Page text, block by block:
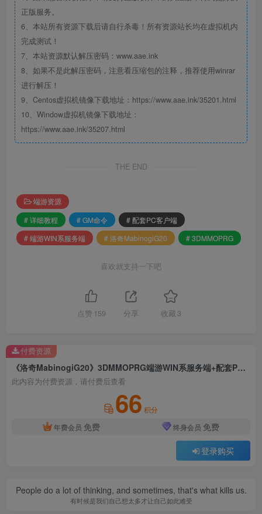
正版服务。
6、本站所有资源下载后请自行杀毒！所有资源站长均在虚拟机内
完成测试！
7、本站资源默认解压密码：www.aae.ink
8、如果不是此解压密码，注意看压缩包的注释，推荐使用winrar
进行解压！
9、Centos虚拟机镜像下载地址：https://www.aae.ink/35201.html
10、Window虚拟机镜像下载地址：
https://www.aae.ink/35207.html
THE END
端游资源
# 详细教程
# GM命令
# 配套PC客户端
# 端游WIN系服务端
# 洛奇MabinogiG20 # 3DMMOPRG
喜欢就支持一下吧
点赞 159 分享 收藏 3
《洛奇MabinogiG20》3DMMOPRG端游WIN系服务端+配套PC客户端+GM命令+详细教程
此内容为付费资源，请付费后查看
66 积分
年费会员 免费 终身会员 免费
登录购买
付费资源
People do a lot of thinking, and sometimes, that's what kills us.
有时候是我们自己想太多才让自己如此难受